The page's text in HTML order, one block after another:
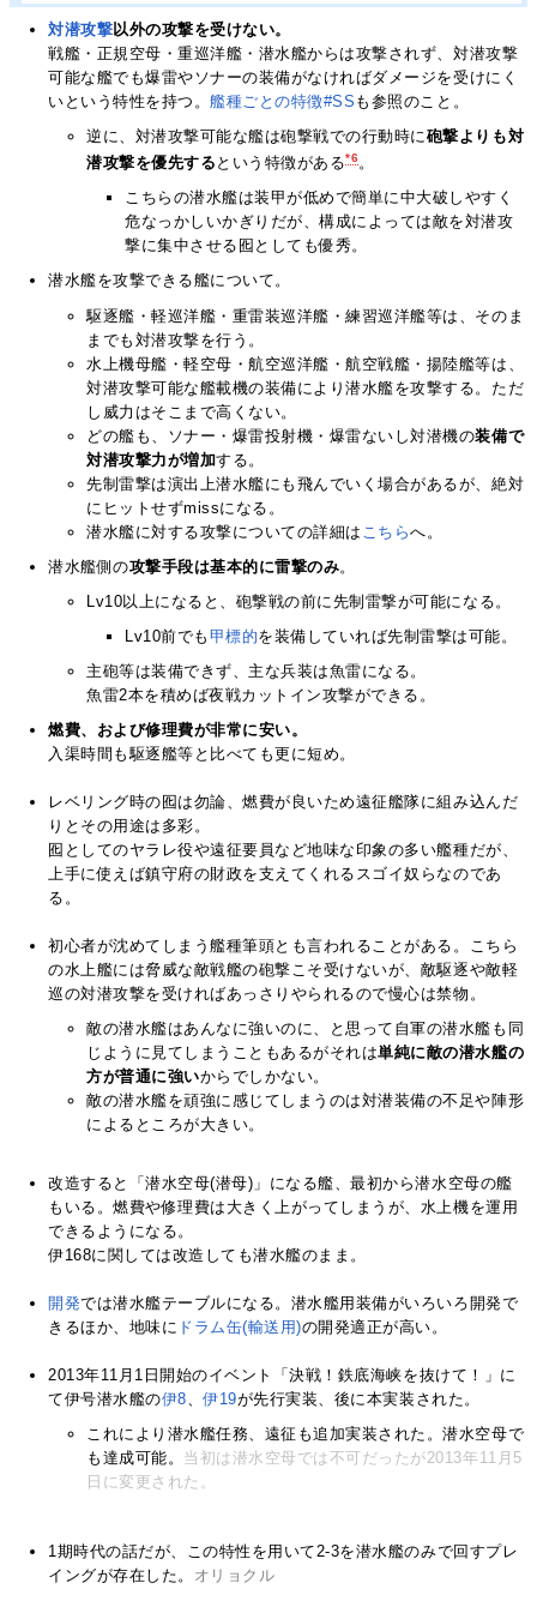
対潜攻撃以外の攻撃を受けない。
戦艦・正規空母・重巡洋艦・潜水艦からは攻撃されず、対潜攻撃
可能な艦でも爆雷やソナーの装備がなければダメージを受けにく
いという特性を持つ。艦種ごとの特徴#SS も参照のこと。
逆に、対潜攻撃可能な艦は砲撃戦での行動時に砲撃よりも対
潜攻撃を優先する という特徴がある*6。
こちらの潜水艦は装甲が低めで簡単に中大破しやすく
危なっかしいかぎりだが、構成によっては敵を対潜攻
撃に集中させる囮としても優秀。
潜水艦を攻撃できる艦について。
駆逐艦・軽巡洋艦・重雷装巡洋艦・練習巡洋艦等は、そのま
までも対潜攻撃を行う。
水上機母艦・軽空母・航空巡洋艦・航空戦艦・揚陸艦等は、
対潜攻撃可能な艦載機の装備により潜水艦を攻撃する。ただ
し威力はそこまで高くない。
どの艦も、ソナー・爆雷投射機・爆雷ないし対潜機の装備で
対潜攻撃力が増加する。
先制雷撃は演出上潜水艦にも飛んでいく場合があるが、絶対
にヒットせずmissになる。
潜水艦に対する攻撃についての詳細は こちらへ。
潜水艦側の攻撃手段は基本的に雷撃のみ。
Lv10以上になると、砲撃戦の前に先制雷撃が可能になる。
Lv10前でも 甲標的を装備していれば先制雷撃は可能。
主砲等は装備できず、主な兵装は魚雷になる。
魚雷2本を積めば夜戦カットイン攻撃ができる。
燃費、および修理費が非常に安い。
入渠時間も駆逐艦等と比べても更に短め。
レベリング時の囮は勿論、燃費が良いため遠征艦隊に組み込んだ
りとその用途は多彩。
囮としてのヤラレ役や遠征要員など地味な印象の多い艦種だが、
上手に使えば鎮守府の財政を支えてくれるスゴイ奴らなのであ
る。
初心者が沈めてしまう艦種筆頭とも言われることがある。こちら
の水上艦には脅威な敵戦艦の砲撃こそ受けないが、敵駆逐や敵軽
巡の対潜攻撃を受ければあっさりやられるので慢心は禁物。
敵の潜水艦はあんなに強いのに、と思って自軍の潜水艦も同
じように見てしまうこともあるがそれは単純に敵の潜水艦の
方が普通に強いからでしかない。
敵の潜水艦を頑強に感じてしまうのは対潜装備の不足や陣形
によるところが大きい。
改造すると「潜水空母(潜母)」になる艦、最初から潜水空母の艦
もいる。燃費や修理費は大きく上がってしまうが、水上機を運用
できるようになる。
伊168に関しては改造しても潜水艦のまま。
開発では潜水艦テーブルになる。潜水艦用装備がいろいろ開発で
きるほか、地味に ドラム缶(輸送用)の開発適正が高い。
2013年11月1日開始のイベント「決戦！鉄底海峡を抜けて！」に
て伊号潜水艦の伊8、伊19が先行実装、後に本実装された。
これにより潜水艦任務、遠征も追加実装された。潜水空母で
も達成可能。 当初は潜水空母では不可だったが2013年11月5
日に変更された。
1期時代の話だが、この特性を用いて2-3を潜水艦のみで回すプレ
イングが存在した。 オリョクル